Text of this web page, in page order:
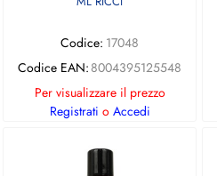
Codice: 17048
Codice EAN: 8004395125548
Per visualizzare il prezzo
Registrati o Accedi